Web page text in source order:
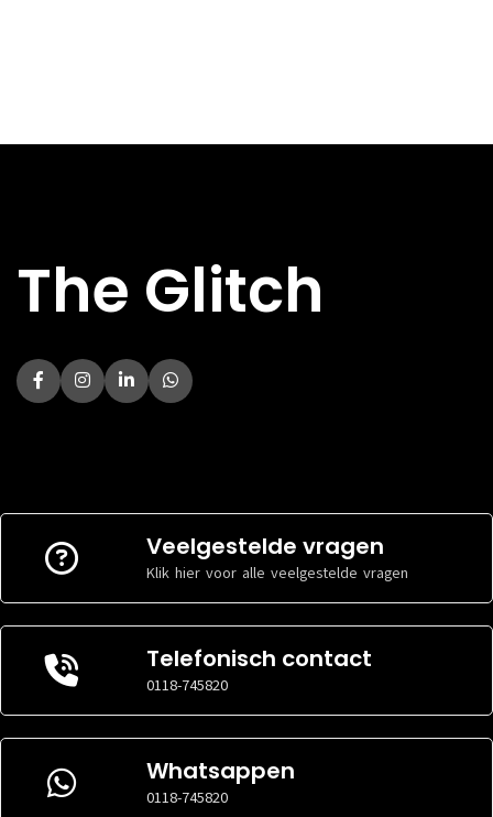
The Glitch
Veelgestelde vragen
Klik hier voor alle veelgestelde vragen
Telefonisch contact
0118-745820
Whatsappen
0118-745820